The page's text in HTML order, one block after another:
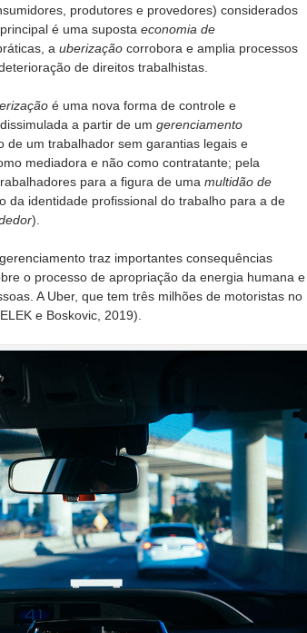
produtores e provedores) considerados
é uma suposta economia de
a uberização corrobora e amplia processos
de direitos trabalhistas.
é uma nova forma de controle e
a partir de um gerenciamento
de um trabalhador sem garantias legais e
mediadora e não como contratante; pela
para a figura de uma multidão de
da identidade profissional do trabalho para a de
).
traz importantes consequências
o processo de apropriação da energia humana e
A Uber, que tem três milhões de motoristas no
e Boskovic, 2019).